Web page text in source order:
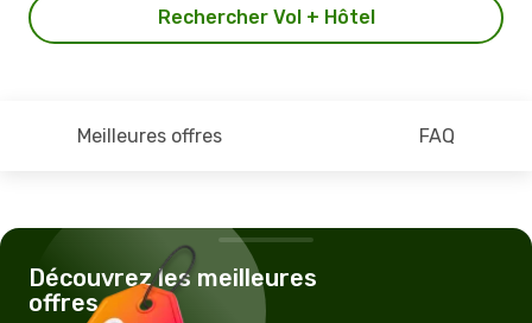
Rechercher Vol + Hôtel
Meilleures offres FAQ
Découvrez les meilleures
offres